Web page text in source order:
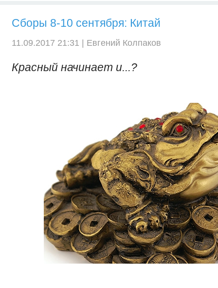
Сборы 8-10 сентября: Китай
11.09.2017 21:31 | Евгений Колпаков
Красный начинает и...?